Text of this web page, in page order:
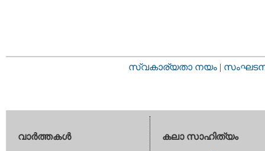
സ്വകാര്യതാ നയം |
വാര്‍ത്തകള്‍
കലാ സാഹിത്യം